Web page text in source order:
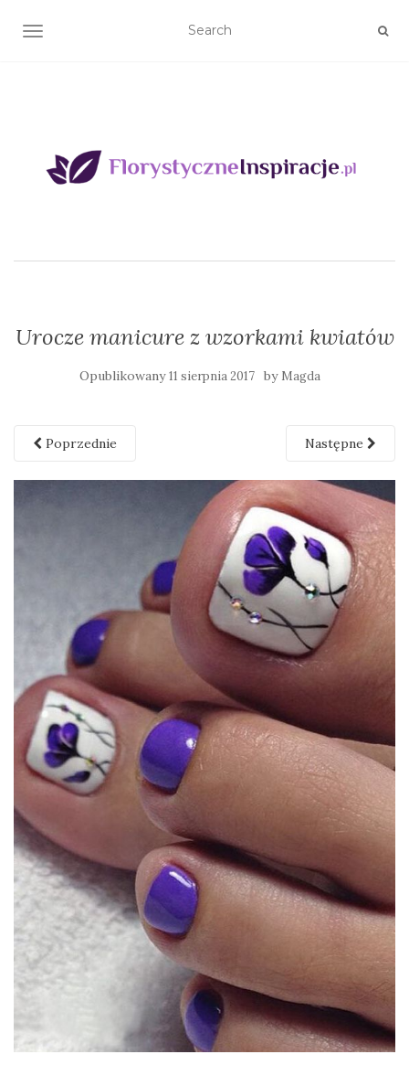
TOGGLE NAVIGATION
Urocze manicure z wzorkami kwiatów
Opublikowany11 sierpnia 2017 by Magda
Poprzednie Następne